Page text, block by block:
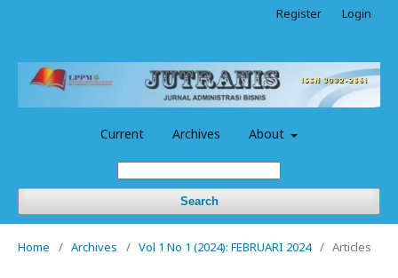
Current Archives About
Search
Register Login
Home / Archives / Vol 1 No 1 (2024): FEBRUARI 2024 / Articles